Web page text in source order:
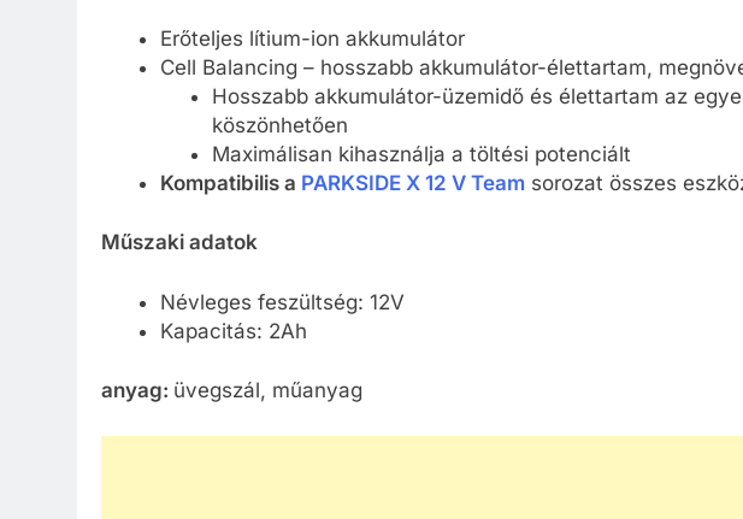
Erőteljes lítium-ion akkumulátor
Cell Balancing – hosszabb akkumulátor-élettartam,
Hosszabb akkumulátor-üzemidő és élettartam az
köszönhetően
Maximálisan kihasználja a töltési potenciált
Kompatibilis a PARKSIDE X 12 V Teamsorozat összes
Műszaki adatok
Névleges feszültség: 12V
Kapacitás: 2Ah
anyag: üvegszál, műanyag